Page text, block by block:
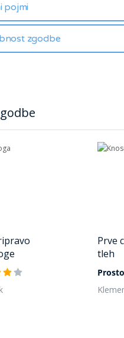
pojmi
zgodbe
Prve
tleh
Prosto